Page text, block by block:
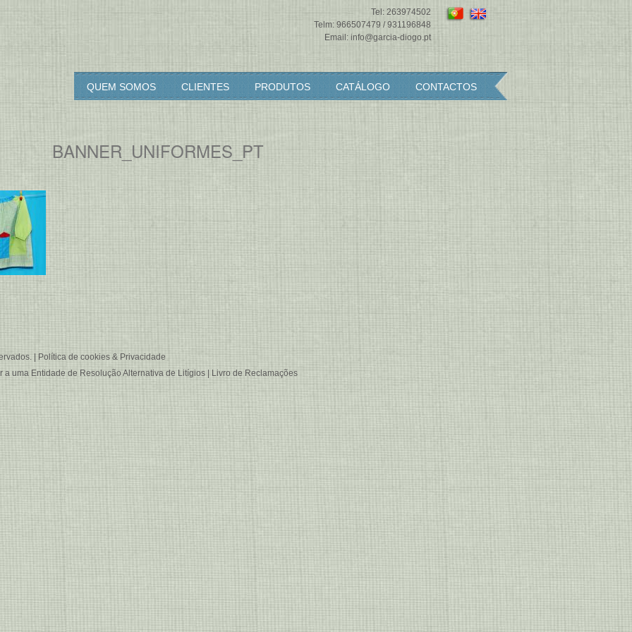
& Diogo Tel: 263974502
Telm: 966507479 /931196848
Email: info@garcia-diogo.pt
QUEM SOMOS CLIENTES PRODUTOS CATÁLOGO CONTACTOS
BANNER_UNIFORMES_PT
| Política de cookies & Privacidade
a uma Entidade de Resolução Alternativa de Litígios | Livro de Reclamações